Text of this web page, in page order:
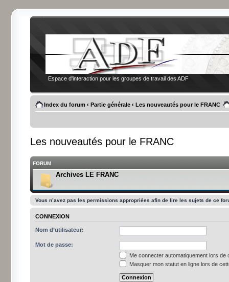
Espace d'interaction pour les groupes de travail des ADF
Index du forum ‹ Partie générale ‹ Les nouveautés pour le FRANC
Les nouveautés pour le FRANC
FORUM
Archives LE FRANC
Vous n’avez pas les permissions appropriées afin de lire les sujets de ce
CONNEXION
Nom d’utilisateur:
Mot de passe:
Me connecter automatiquement lors de
Masquer mon statut en ligne lors de